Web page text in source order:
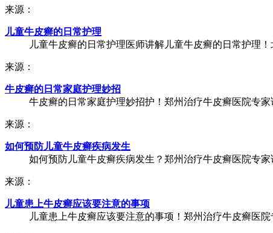
来源：
儿童牛皮癣的日常护理
儿童牛皮癣的日常护理医师讲解儿童牛皮癣的日常护理
来源：
牛皮癣的日常家庭护理妙招
牛皮癣的日常家庭护理妙招护！郑州治疗牛皮癣医院专
来源：
如何预防儿童牛皮癣疾病发生
如何预防儿童牛皮癣疾病发生？郑州治疗牛皮癣医院专
来源：
儿童患上牛皮癣应该要注意的事项
儿童患上牛皮癣应该要注意的事项！郑州治疗牛皮癣医